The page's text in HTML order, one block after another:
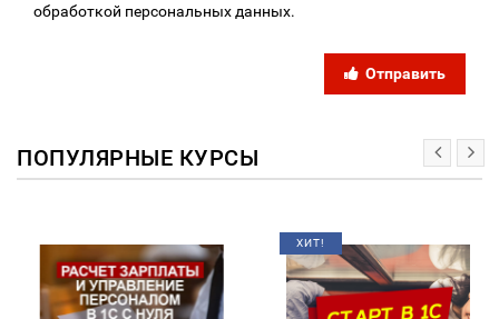
обработкой персональных данных.
Отправить
ПОПУЛЯРНЫЕ КУРСЫ
ХИТ!